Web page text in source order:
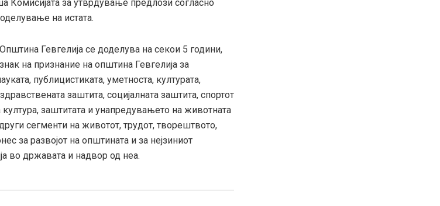
Комисијата за утврдување предлози согласно
на истата.
Гевгелија се доделува на секои 5 години,
на признание на општина Гевгелија за
публицистиката, уметноста, културата,
заштита, социјалната заштита, спортот
култура, заштитата и унапредувањето на животната
сегменти на животот, трудот, творештвото,
за развојот на општината и за нејзиниот
во државата и надвор од неа.